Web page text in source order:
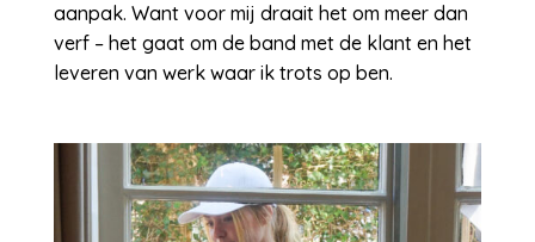
aanpak. Want voor mij draait het om meer dan
verf – het gaat om de band met de klant en het
leveren van werk waar ik trots op ben.